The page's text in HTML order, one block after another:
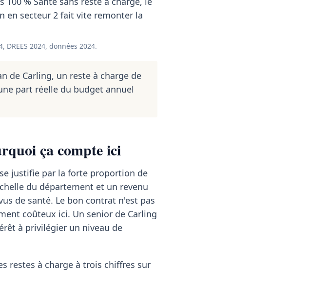
en secteur 2 fait vite remonter la
DREES 2024, données 2024.
de Carling, un reste à charge de
part réelle du budget annuel
ça compte ici
justifie par la forte proportion de
du département et un revenu
de santé. Le bon contrat n'est pas
coûteux ici. Un senior de Carling
à privilégier un niveau de
restes à charge à trois chiffres sur